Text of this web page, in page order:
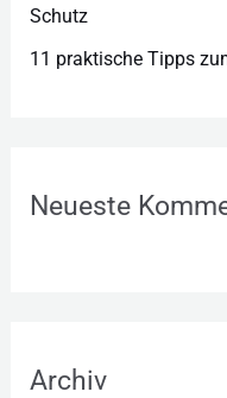
Schutz
11 praktische Tipps
Neueste
Archiv